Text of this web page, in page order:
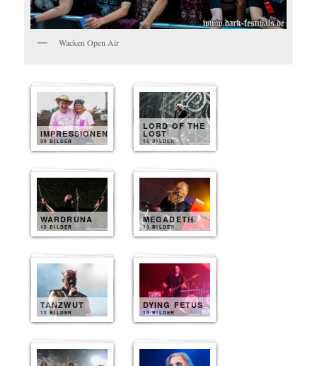
Wacken Open Air
IMPRESSIONEN
30 BILDER
LORD OF THE
LOST
15 BILDER
WARDRUNA
15 BILDER
MEGADETH
13 BILDER
TANZWUT
12 BILDER
DYING FETUS
10 BILDER